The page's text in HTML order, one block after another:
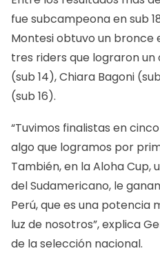
fue subcampeona en sub
Montesi obtuvo un bronce
tres riders que lograron
(sub 14), Chiara Bagoni
(sub 16).
“Tuvimos finalistas en
algo que logramos por
También, en la Aloha
del Sudamericano, le
Perú, que es una potencia
luz de nosotros”, explica
de la selección nacional.